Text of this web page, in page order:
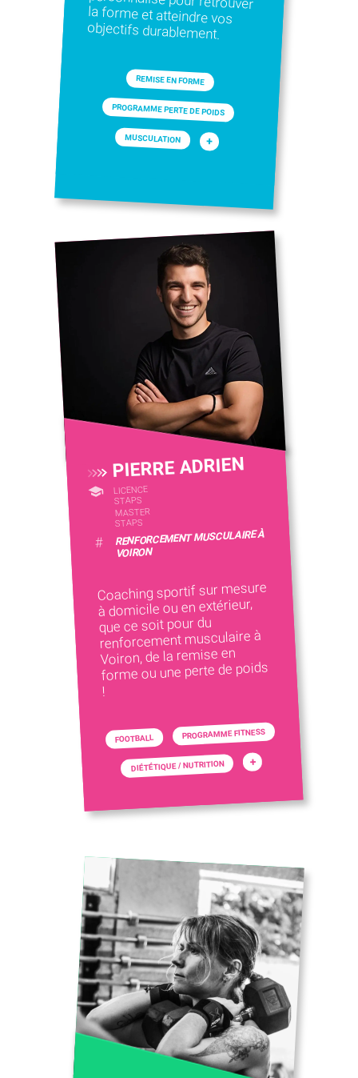
objectifs durablement.
REMISE EN FORME
PROGRAMME PERTE DE POIDS
MUSCULATION +
PIERRE ADRIEN
LICENCE
STAPS
MASTER
STAPS
# RENFORCEMENT MUSCULAIRE À
VOIRON
Coaching sportif sur mesure
à domicile ou en extérieur,
que ce soit pour du
renforcement musculaire à
Voiron, de la remise en
forme ou une perte de poids
!
FOOTBALL PROGRAMME FITNESS
DIÉTÉTIQUE / NUTRITION +